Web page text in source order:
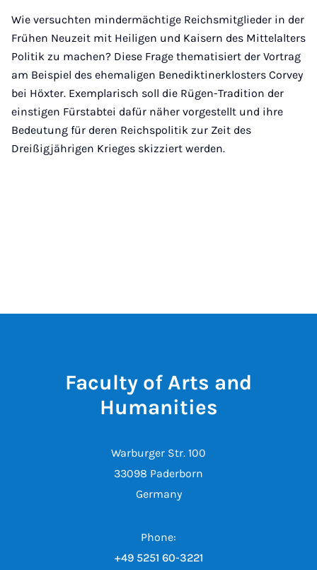
Wie versuchten mindermächtige Reichsmitglieder in der
Frühen Neuzeit mit Heiligen und Kaisern des Mittelalters
Politik zu machen? Diese Frage thematisiert der Vortrag
am Beispiel des ehemaligen Benediktinerklosters Corvey
bei Höxter. Exemplarisch soll die Rügen-Tradition der
einstigen Fürstabtei dafür näher vorgestellt und ihre
Bedeutung für deren Reichspolitik zur Zeit des
Dreißigjährigen Krieges skizziert werden.
Faculty of Arts and
Humanities
Warburger Str. 100
33098 Paderborn
Germany
Phone:
+49 5251 60-3221